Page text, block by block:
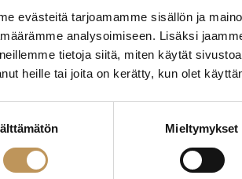
evästeitä tarjoamamme sisällön ja
analysoimiseen. Lisäksi
tietoja siitä, miten käytät
heille tai joita on kerätty, kun olet
Mieltymykset
auttaa
niin otan yhteyttä